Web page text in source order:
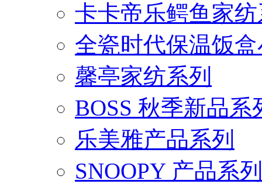
卡卡帝乐鳄鱼家
全瓷时代保温饭
馨亭家纺系列
BOSS 秋季新品系
乐美雅产品系列
SNOOPY 产品系列